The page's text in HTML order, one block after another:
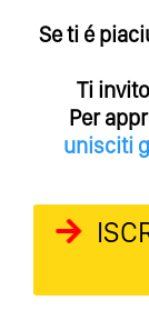
Se ti é
Ti
Per
unisciti